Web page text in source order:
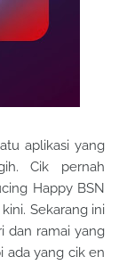
aplikasi yang
Cik pernah
Happy BSN
kini. Sekarang ini
dan ramai yang
ada yang cik en